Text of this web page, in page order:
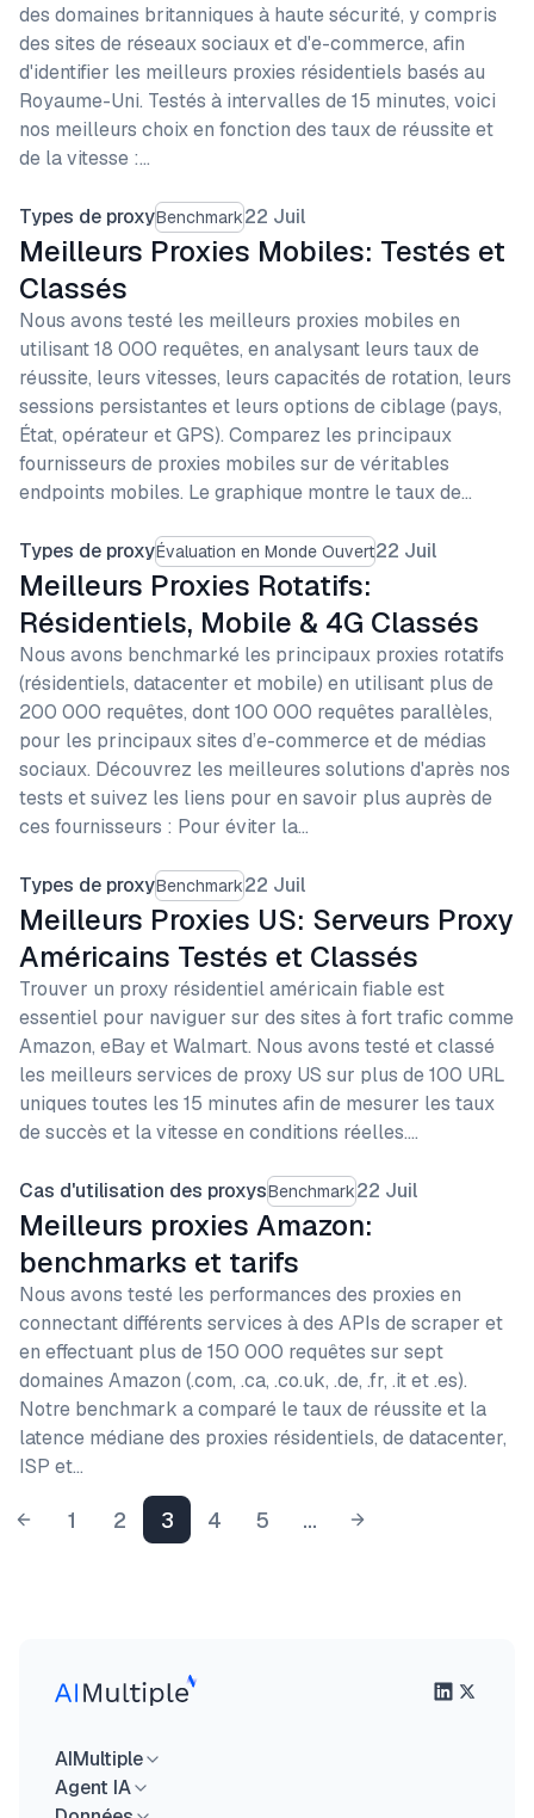
des domaines britanniques à haute sécurité, y compris
des sites de réseaux sociaux et d'e-commerce, afin
d'identifier les meilleurs proxies résidentiels basés au
Royaume-Uni. Testés à intervalles de 15 minutes, voici
nos meilleurs choix en fonction des taux de réussite et
de la vitesse :…
Types de proxyBenchmark22 Juil
Meilleurs Proxies Mobiles: Testés et
Classés
Nous avons testé les meilleurs proxies mobiles en
utilisant 18 000 requêtes, en analysant leurs taux de
réussite, leurs vitesses, leurs capacités de rotation, leurs
sessions persistantes et leurs options de ciblage (pays,
État, opérateur et GPS). Comparez les principaux
fournisseurs de proxies mobiles sur de véritables
endpoints mobiles. Le graphique montre le taux de…
Types de proxyÉvaluation en Monde Ouvert22 Juil
Meilleurs Proxies Rotatifs:
Résidentiels, Mobile & 4G Classés
Nous avons benchmarké les principaux proxies rotatifs
(résidentiels, datacenter et mobile) en utilisant plus de
200 000 requêtes, dont 100 000 requêtes parallèles,
pour les principaux sites d’e-commerce et de médias
sociaux. Découvrez les meilleures solutions d'après nos
tests et suivez les liens pour en savoir plus auprès de
ces fournisseurs : Pour éviter la…
Types de proxyBenchmark22 Juil
Meilleurs Proxies US: Serveurs Proxy
Américains Testés et Classés
Trouver un proxy résidentiel américain fiable est
essentiel pour naviguer sur des sites à fort trafic comme
Amazon, eBay et Walmart. Nous avons testé et classé
les meilleurs services de proxy US sur plus de 100 URL
uniques toutes les 15 minutes afin de mesurer les taux
de succès et la vitesse en conditions réelles.…
Cas d'utilisation des proxysBenchmark22 Juil
Meilleurs proxies Amazon:
benchmarks et tarifs
Nous avons testé les performances des proxies en
connectant différents services à des APIs de scraper et
en effectuant plus de 150 000 requêtes sur sept
domaines Amazon (.com, .ca, .co.uk, .de, .fr, .it et .es).
Notre benchmark a comparé le taux de réussite et la
latence médiane des proxies résidentiels, de datacenter,
ISP et…
1 2 3 4 5 ...
AIMultiple
Agent IA